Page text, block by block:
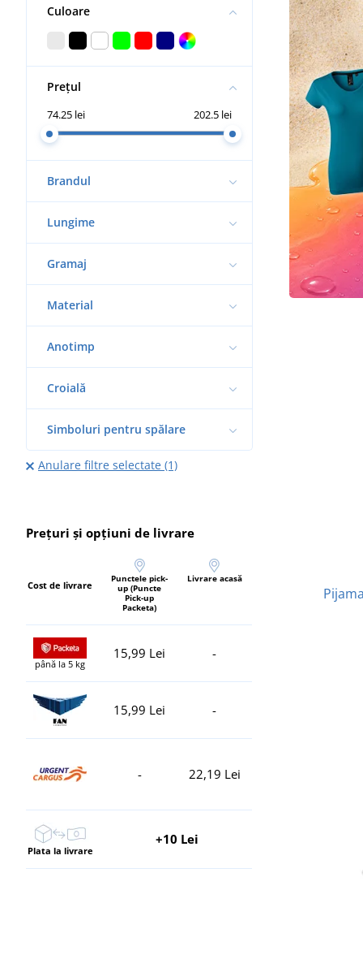
Culoare
Prețul
74.25 lei 202.5 lei
Brandul
Lungime
Gramaj
Material
Anotimp
Croială
Simboluri pentru spălare
Anulare filtre selectate (1)
Prețuri și opțiuni de livrare
Cost de livrare
Punctele pick-
up (Puncte
Pick-up
Packeta)
Livrare acasă
până la 5 kg
15,99 Lei -
15,99 Lei -
- 22,19 Lei
Plata la livrare
+10 Lei